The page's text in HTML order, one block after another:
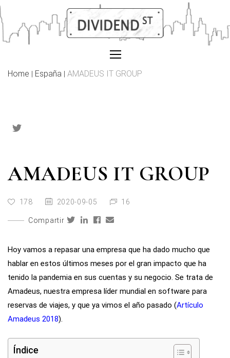
Skip
to
content
Home España AMADEUS IT GROUP
AMADEUS IT GROUP
178 2020-09-05 16
Compartir
Hoy vamos a repasar una empresa que ha dado mucho que
hablar en estos últimos meses por el gran impacto que ha
tenido la pandemia en sus cuentas y su negocio. Se trata de
Amadeus, nuestra empresa líder mundial en software para
reservas de viajes, y que ya vimos el año pasado (Artículo
Amadeus 2018).
Índice